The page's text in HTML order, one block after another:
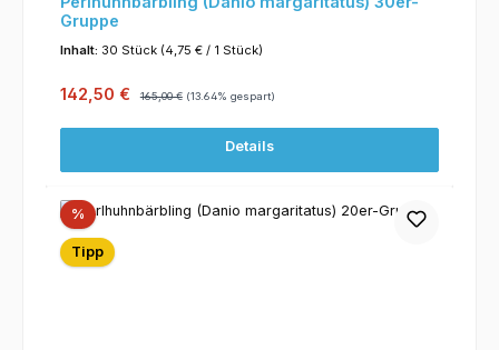
Gruppe
Inhalt: 30 Stück (4,75 € / 1 Stück)
Verkaufspreis:
142,50 € 165,00 € (13.64% gespart)
Details
%Rabatt
Tipp